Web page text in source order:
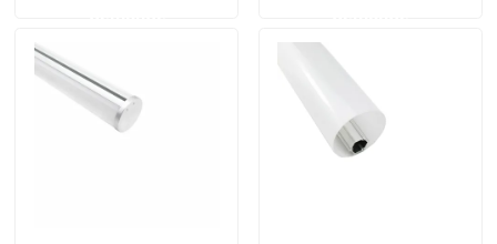
Profil monté extérieur de LED